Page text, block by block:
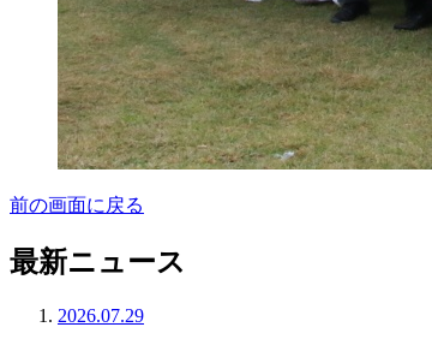
前の画面に戻る
最新ニュース
2026.07.29